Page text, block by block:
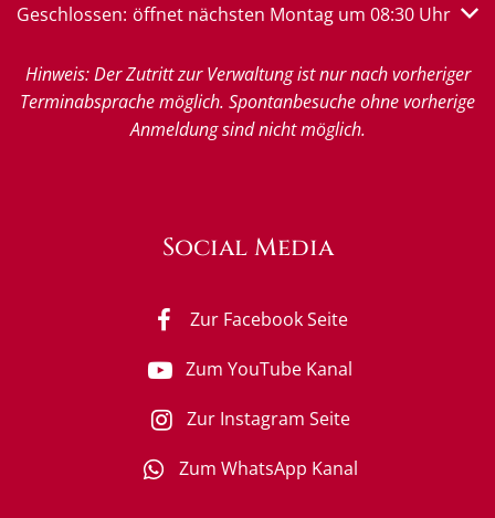
Klicken, um weitere Öffnungs- oder Schließzeiten
Geschlossen: öffnet nächsten Montag um 08:30 Uhr
Hinweis: Der Zutritt zur Verwaltung ist nur nach vorheriger
Terminabsprache möglich. Spontanbesuche ohne vorherige
Anmeldung sind nicht möglich.
Social Media
Zur Facebook Seite
Zum YouTube Kanal
Zur Instagram Seite
Zum WhatsApp Kanal